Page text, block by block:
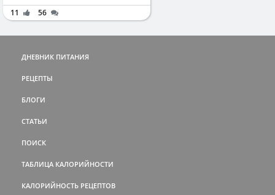
11 56
ДНЕВНИК ПИТАНИЯ
РЕЦЕПТЫ
БЛОГИ
СТАТЬИ
ПОИСК
ТАБЛИЦА КАЛОРИЙНОСТИ
КАЛОРИЙНОСТЬ РЕЦЕПТОВ